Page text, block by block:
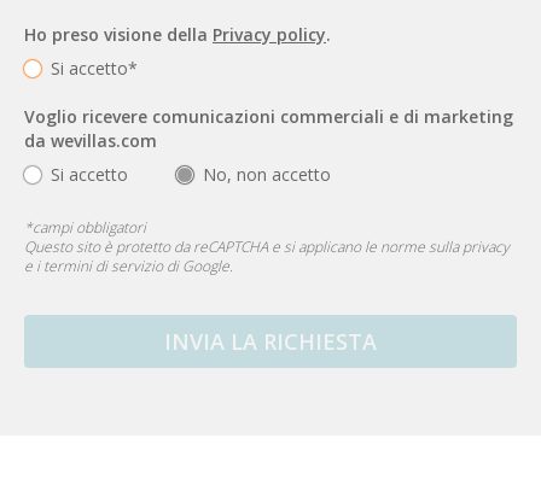
Ho preso visione della Privacy policy.
Si accetto*
Voglio ricevere comunicazioni commerciali e di marketing
da wevillas.com
Si accetto
No, non accetto
*campi obbligatori
Questo sito è protetto da reCAPTCHA e si applicano le norme sulla privacy
e itermini di serviziodi Google.
INVIA LA RICHIESTA